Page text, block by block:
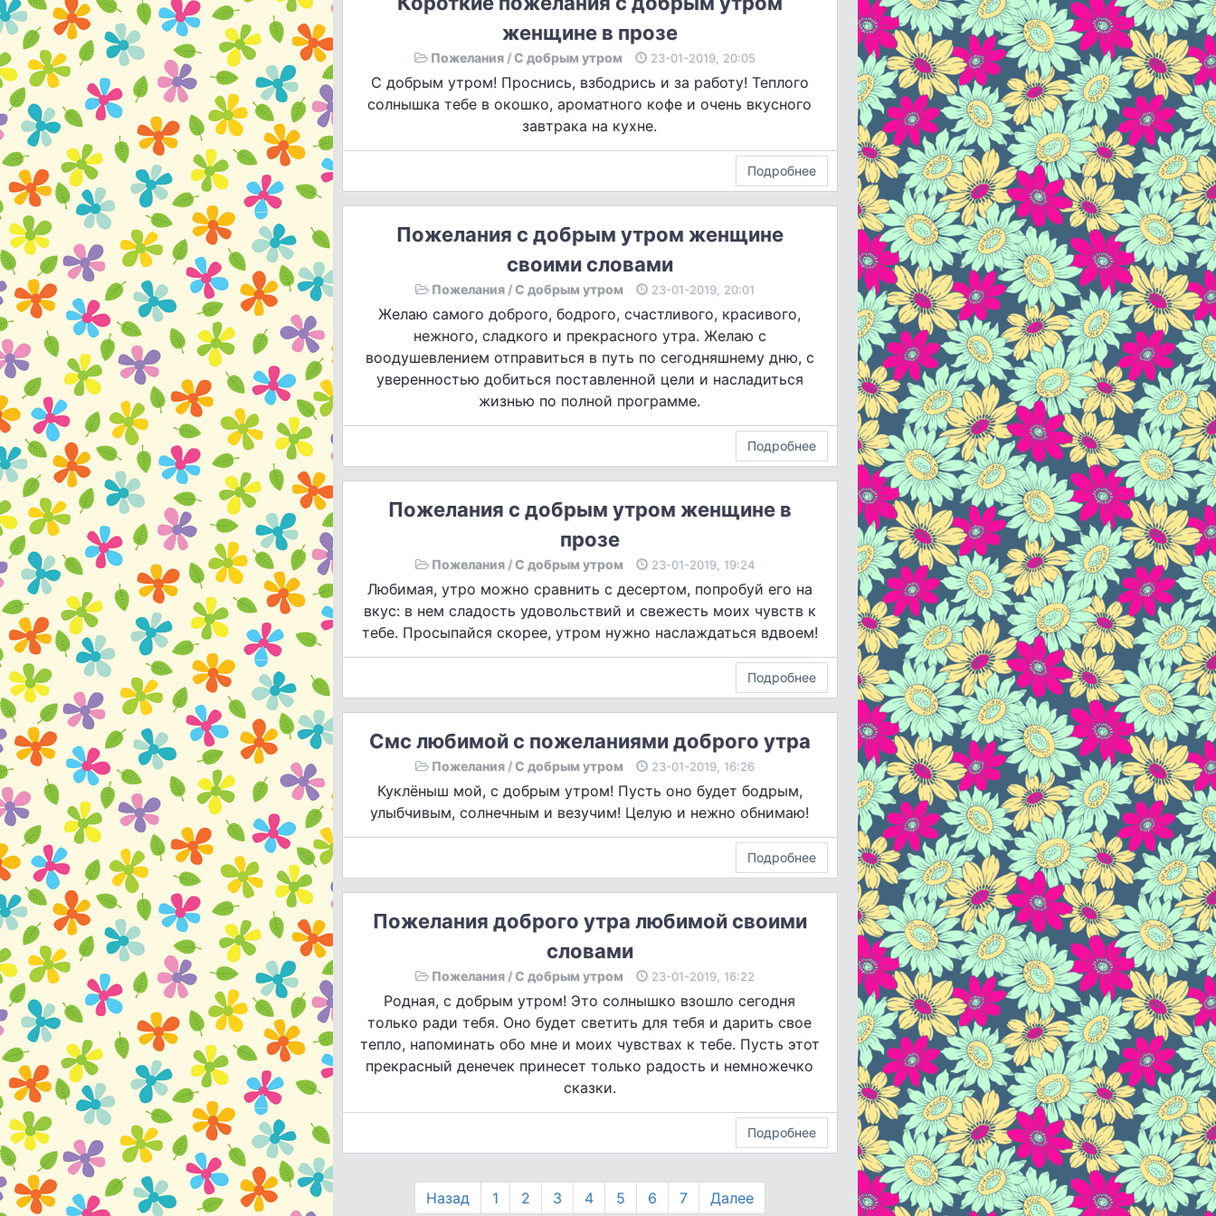
женщине в прозе
Пожелания/ С добрым утром 23-01-2019, 20:05
С добрым утром! Проснись, взбодрись и за работу! Теплого
солнышка тебе в окошко, ароматного кофе и очень вкусного
завтрака на кухне.
Подробнее
Пожелания с добрым утром женщине
своими словами
Пожелания/ С добрым утром 23-01-2019, 20:01
Желаю самого доброго, бодрого, счастливого, красивого,
нежного, сладкого и прекрасного утра. Желаю с
воодушевлением отправиться в путь по сегодняшнему дню, с
уверенностью добиться поставленной цели и насладиться
жизнью по полной программе.
Подробнее
Пожелания с добрым утром женщине в
прозе
Пожелания/ С добрым утром 23-01-2019, 19:24
Любимая, утро можно сравнить с десертом, попробуй его на
вкус: в нем сладость удовольствий и свежесть моих чувств к
тебе. Просыпайся скорее, утром нужно наслаждаться вдвоем!
Подробнее
Смс любимой с пожеланиями доброго утра
Пожелания/ С добрым утром 23-01-2019, 16:26
Куклёныш мой, с добрым утром! Пусть оно будет бодрым,
улыбчивым, солнечным и везучим! Целую и нежно обнимаю!
Подробнее
Пожелания доброго утра любимой своими
словами
Пожелания/ С добрым утром 23-01-2019, 16:22
Родная, с добрым утром! Это солнышко взошло сегодня
только ради тебя. Оно будет светить для тебя и дарить свое
тепло, напоминать обо мне и моих чувствах к тебе. Пусть этот
прекрасный денечек принесет только радость и немножечко
сказки.
Подробнее
Назад 1 2 3 4 5 6 7 Далее